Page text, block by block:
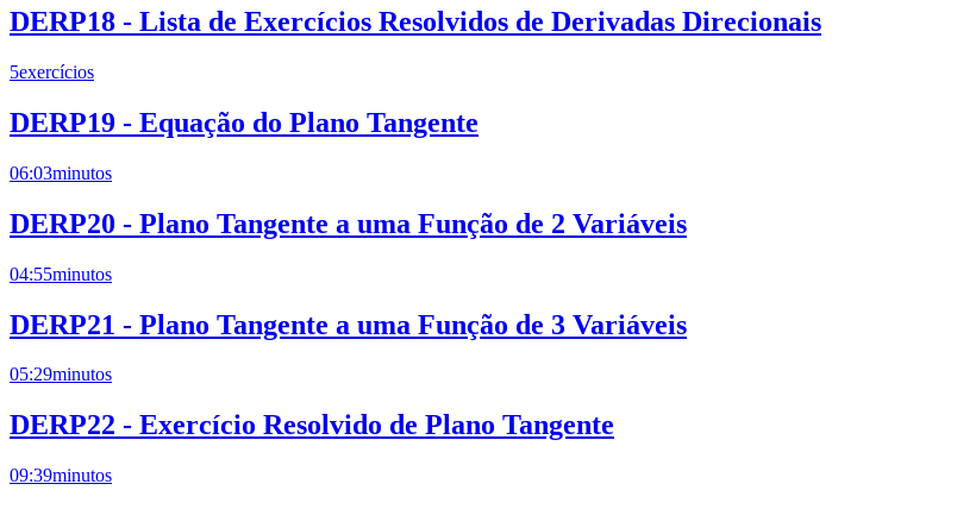
DERP18 - Lista de Exercícios Resolvidos de Derivadas Direcionais
5exercícios
DERP19 - Equação do Plano Tangente
06:03minutos
DERP20 - Plano Tangente a uma Função de 2 Variáveis
04:55minutos
DERP21 - Plano Tangente a uma Função de 3 Variáveis
05:29minutos
DERP22 - Exercício Resolvido de Plano Tangente
09:39minutos